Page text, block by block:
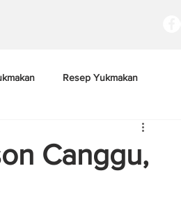
Resep Yukmakan
Canggu,